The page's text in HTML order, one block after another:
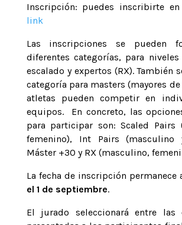
Inscripción: puedes inscribirte
link
Las inscripciones se pueden
diferentes categorías, para
escalado y expertos (RX). También
categoría para masters (mayores de
atletas pueden competir en
equipos. En concreto, las
para participar son: Scaled Pairs
femenino), Int Pairs (masculino
Máster +30 y RX (masculino,
La fecha de inscripción permanece
el 1 de septiembre.
El jurado seleccionará entre las